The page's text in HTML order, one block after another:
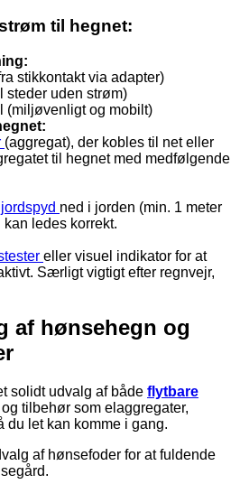
til hegnet:
stikkontakt via adapter)
steder uden strøm)
(miljøvenligt og mobilt)
(aggregat), der kobles til net eller
til hegnet med medfølgende
jordspyd ned i jorden (min. 1 meter
ledes korrekt.
eller visuel indikator for at
Særligt vigtigt efter regnvejr,
af hønsehegn og
solidt udvalg af både flytbare
og tilbehør som elaggregater,
du let kan komme i gang.
af hønsefoder for at fuldende